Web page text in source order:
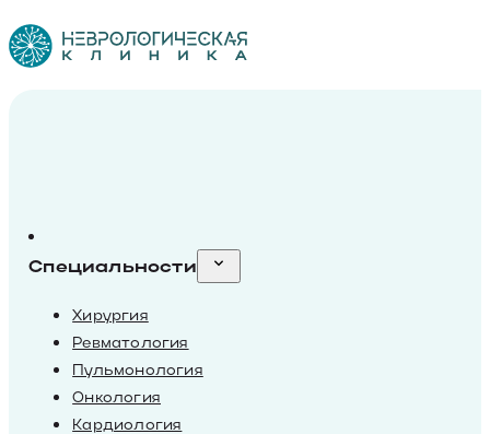
Специальности
Хирургия
Ревматология
Пульмонология
Онкология
Кардиология